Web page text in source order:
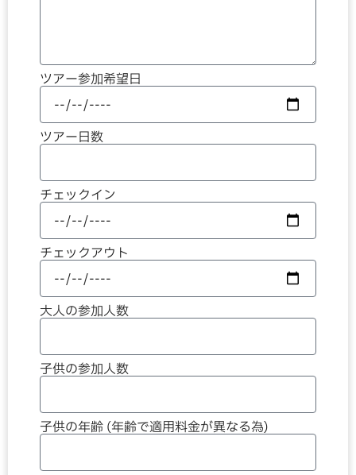
ツアー参加希望日
ツアー日数
チェックイン
チェックアウト
大人の参加人数
子供の参加人数
子供の年齢 (年齢で適用料金が異なる為)